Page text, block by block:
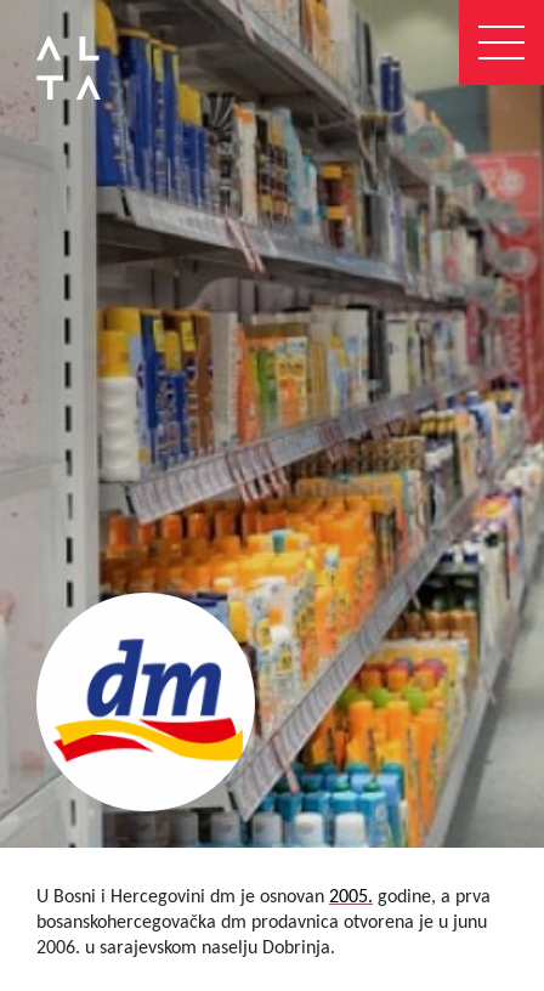
U Bosni i Hercegovini dm je osnovan 2005. godine, a prva
bosanskohercegovačka dm prodavnica otvorena je u junu
2006. u sarajevskom naselju Dobrinja.